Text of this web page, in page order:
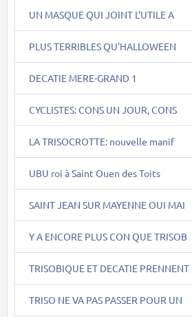
UN MASQUE QUI JOINT L'UTILE A
PLUS TERRIBLES QU'HALLOWEEN
DECATIE MERE-GRAND 1
CYCLISTES: CONS UN JOUR, CONS
LA TRISOCROTTE: nouvelle manif
UBU roi à Saint Ouen des Toits
SAINT JEAN SUR MAYENNE OUI MAI
Y A ENCORE PLUS CON QUE TRISOB
TRISOBIQUE ET DECATIE PRENNENT
TRISO NE VA PAS PASSER POUR UN